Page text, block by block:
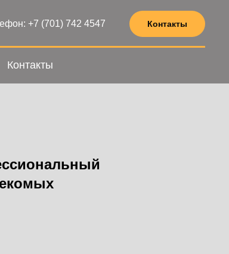
+7 (701) 742 4547 Контакты
Контакты